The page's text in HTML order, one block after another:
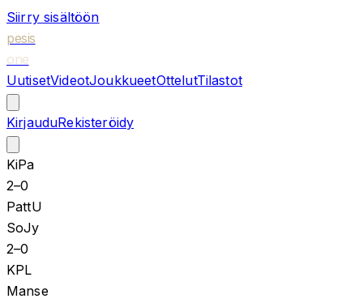
Siirry sisältöön
pesis
one
UutisetVideotJoukkueetOttelutTilastot
KirjauduRekisteröidy
KiPa
2–0
PattU
SoJy
2–0
KPL
Manse